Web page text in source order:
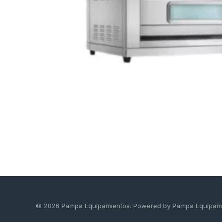
© 2026 Pampa Equipamientos. Powered by Pampa